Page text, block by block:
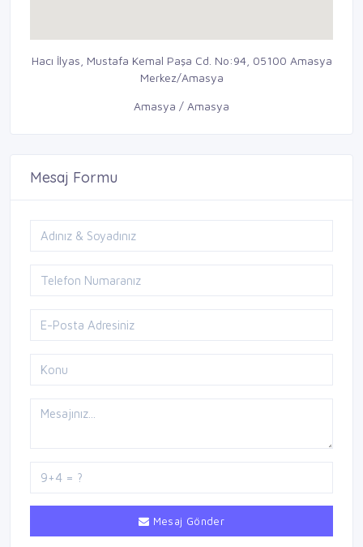
Hacı İlyas, Mustafa Kemal Paşa Cd. No:94, 05100 Amasya
Merkez/Amasya
Amasya / Amasya
Mesaj Formu
Mesaj Gönder